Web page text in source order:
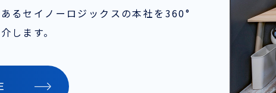
るセイノーロジックスの本社を360°
します。